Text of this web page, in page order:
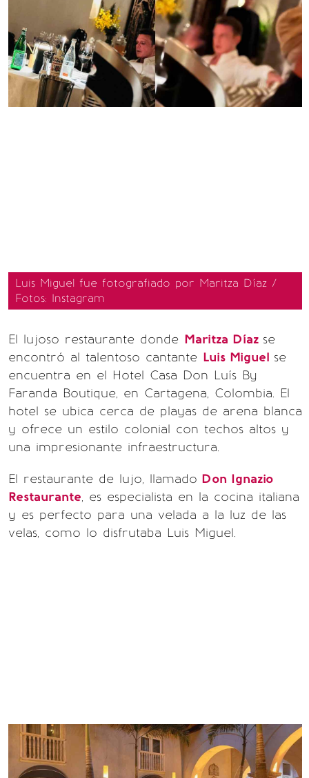
Luis Miguel fue fotografiado por Maritza Díaz /
Fotos: Instagram
El lujoso restaurante donde Maritza Díaz se
encontró al talentoso cantante Luis Miguel se
encuentra en el Hotel Casa Don Luís By
Faranda Boutique, en Cartagena, Colombia. El
hotel se ubica cerca de playas de arena blanca
y ofrece un estilo colonial con techos altos y
una impresionante infraestructura.
El restaurante de lujo, llamado Don Ignazio
Restaurante, es especialista en la cocina italiana
y es perfecto para una velada a la luz de las
velas, como lo disfrutaba Luis Miguel.